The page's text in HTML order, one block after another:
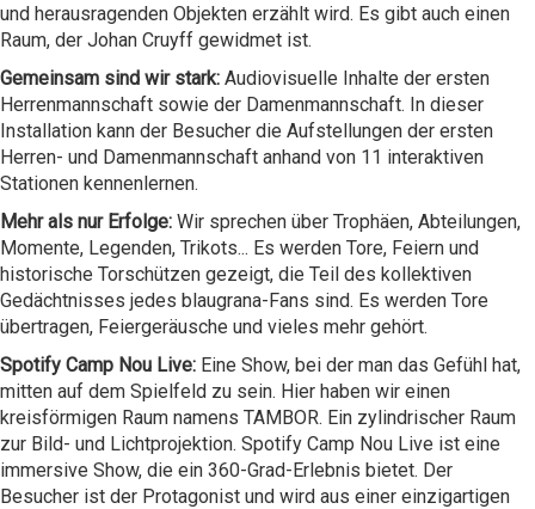
und herausragenden Objekten erzählt wird. Es gibt auch einen
Raum, der Johan Cruyff gewidmet ist.
Gemeinsam sind wir stark: Audiovisuelle Inhalte der ersten
Herrenmannschaft sowie der Damenmannschaft. In dieser
Installation kann der Besucher die Aufstellungen der ersten
Herren- und Damenmannschaft anhand von 11 interaktiven
Stationen kennenlernen.
Mehr als nur Erfolge: Wir sprechen über Trophäen, Abteilungen,
Momente, Legenden, Trikots... Es werden Tore, Feiern und
historische Torschützen gezeigt, die Teil des kollektiven
Gedächtnisses jedes blaugrana-Fans sind. Es werden Tore
übertragen, Feiergeräusche und vieles mehr gehört.
Spotify Camp Nou Live: Eine Show, bei der man das Gefühl hat,
mitten auf dem Spielfeld zu sein. Hier haben wir einen
kreisförmigen Raum namens TAMBOR. Ein zylindrischer Raum
zur Bild- und Lichtprojektion. Spotify Camp Nou Live ist eine
immersive Show, die ein 360-Grad-Erlebnis bietet. Der
Besucher ist der Protagonist und wird aus einer einzigartigen